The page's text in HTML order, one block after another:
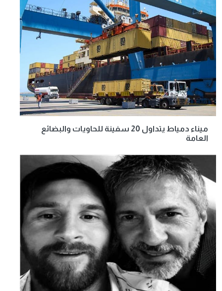
ميناء دمياط يتداول 20 سفينة للحاويات والبضائع
العامة